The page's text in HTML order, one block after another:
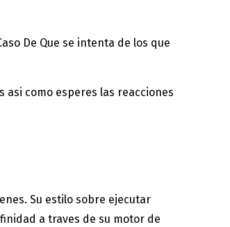
De Que se intenta de los que
como esperes las reacciones
Su estilo sobre ejecutar
a traves de su motor de